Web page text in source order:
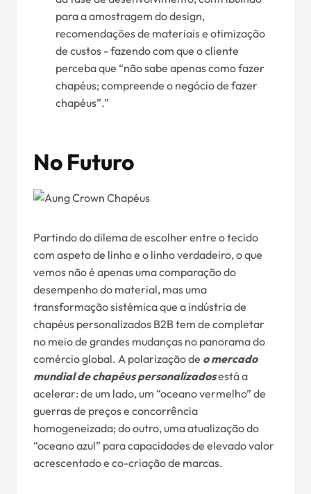
para a amostragem do design,
recomendações de materiais e otimização
de custos - fazendo com que o cliente
perceba que “não sabe apenas como fazer
chapéus; compreende o negócio de fazer
chapéus”.”
No Futuro
Partindo do dilema de escolher entre o tecido
com aspeto de linho e o linho verdadeiro, o que
vemos não é apenas uma comparação do
desempenho do material, mas uma
transformação sistémica que a indústria de
chapéus personalizados B2B tem de completar
no meio de grandes mudanças no panorama do
comércio global. A polarização de o mercado
mundial de chapéus personalizadosestá a
acelerar: de um lado, um “oceano vermelho” de
guerras de preços e concorrência
homogeneizada; do outro, uma atualização do
“oceano azul” para capacidades de elevado valor
acrescentado e co-criação de marcas.